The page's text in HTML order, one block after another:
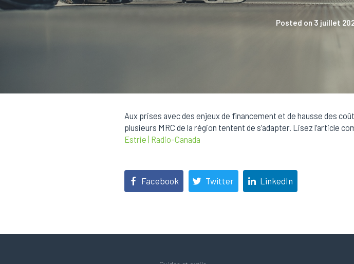
Posted on 3 juillet
Aux prises avec des enjeux de financement et de hausse des
plusieurs MRC de la région tentent de s’adapter. Lisez l’article
Estrie | Radio-Canada
Facebook Twitter LinkedIn